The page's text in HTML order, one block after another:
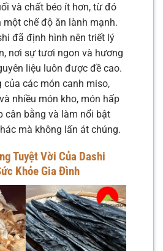
và chất béo ít hơn, từ đó
một chế độ ăn lành mạnh.
đã định hình nên triết lý
nơi sự tươi ngon và hương
liệu luôn được đề cao.
của các món canh miso,
nhiều món kho, món hấp
cân bằng và làm nổi bật
mà không lấn át chúng.
Tuyệt Vời Của Dashi
Khỏe Gia Đình